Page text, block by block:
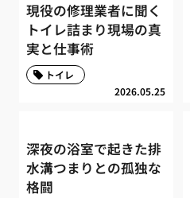
現役の修理業者に聞く
トイレ詰まり現場の真
実と仕事術
2026.05.25
トイレ
深夜の浴室で起きた排
水溝つまりとの孤独な
格闘